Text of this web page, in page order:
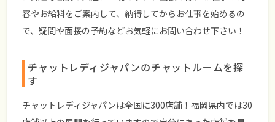
容やお給料をご案内して、納得してからお仕事を始めるの
で、疑問や面接の予約などお気軽にお問い合わせ下さい！
チャットレディジャパンのチャットルームを探
す
チャットレディジャパンは全国に300店舗！福岡県内では30